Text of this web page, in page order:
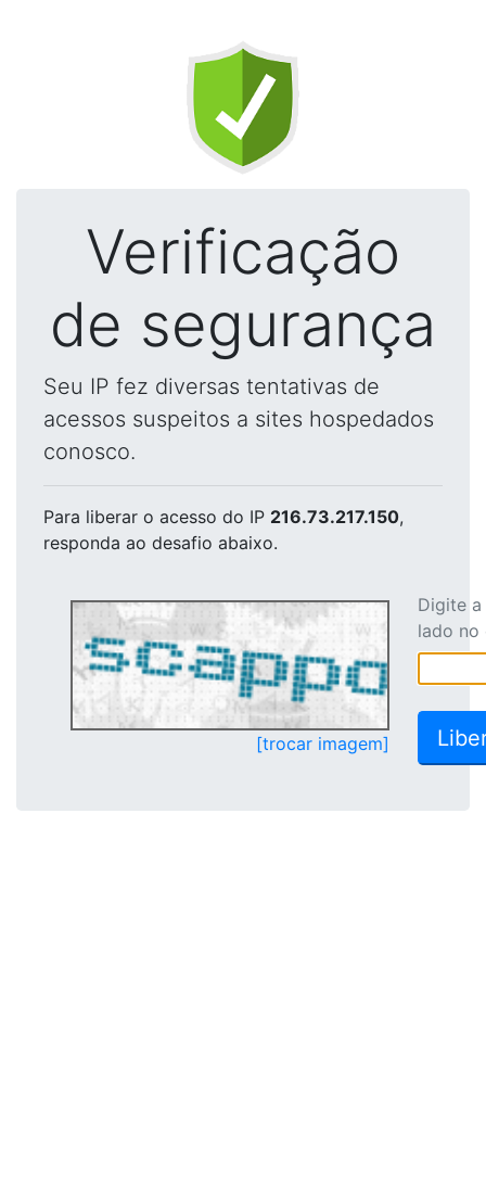
Verificação
de segurança
Seu IP fez diversas tentativas de
acessos suspeitos a sites hospedados
conosco.
Para liberar o acesso do IP 216.73.217.150,
responda ao desafio abaixo.
[trocar imagem]
Digite
lado no